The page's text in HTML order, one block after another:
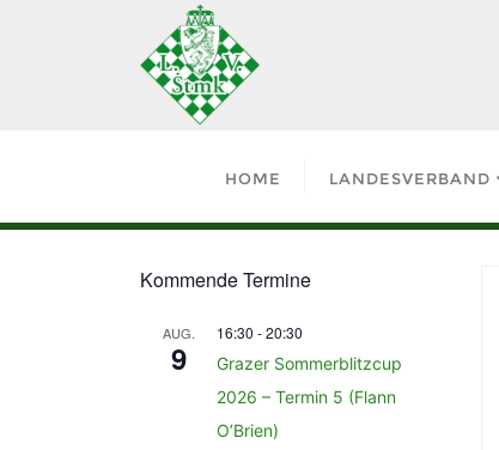
HOME LANDESVERBAND
Kommende Termine
AUG.
9
16:30 -20:30
Grazer Sommerblitzcup
2026 – Termin 5 (Flann
O’Brien)